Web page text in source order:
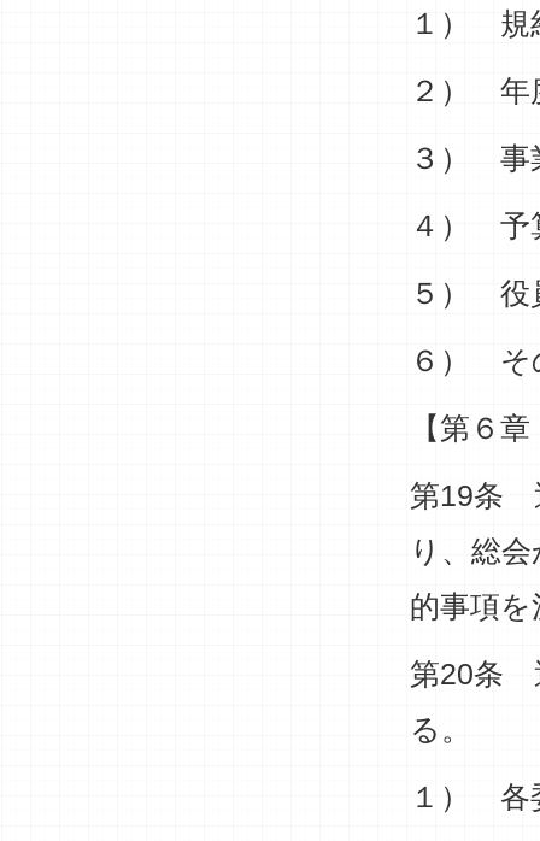
１） 規
２） 年
３） 事
４） 予
５） 役
６） そ
【第６
第19条
り、総
的事項
第20条
る。
１） 各